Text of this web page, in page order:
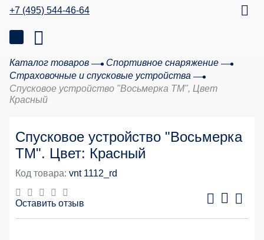
+7 (495) 544-46-64
Каталог товаров
Спортивное снаряжение
Страховочные и спусковые устройства
Спусковое устройство "Восьмерка ТМ", Цвет
Красный
Спусковое устройство "Восьмерка
ТМ". Цвет: Красный
Код товара: vnt 1112_rd
Оставить отзыв